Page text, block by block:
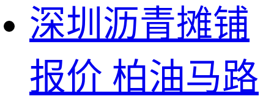
深圳沥青摊铺
报价 柏油马路